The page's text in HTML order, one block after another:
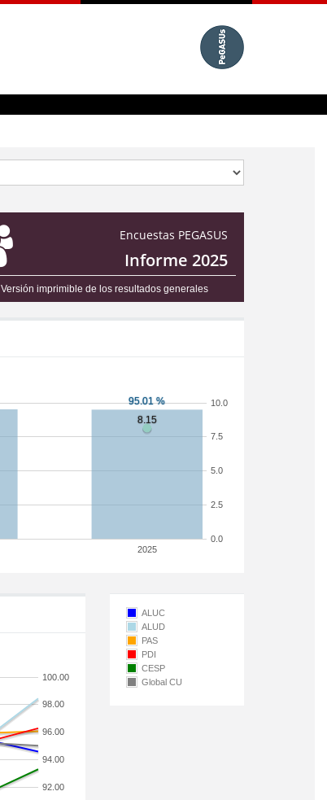
Encuestas PEGASUS
Informe 2025
Versión imprimible de los resultados generales
2025
0.0
2.5
5.0
7.5
10.0
92.00
94.00
96.00
98.00
100.00
ALUC
ALUD
PAS
PDI
CESP
Global CU